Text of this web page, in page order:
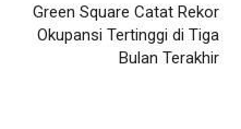
Green Square Catat Rekor
Okupansi Tertinggi di Tiga
Bulan Terakhir